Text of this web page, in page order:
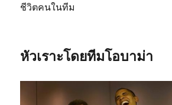
ชีวิตคนในทีม
หัวเราะโดยทีมโอบาม่า